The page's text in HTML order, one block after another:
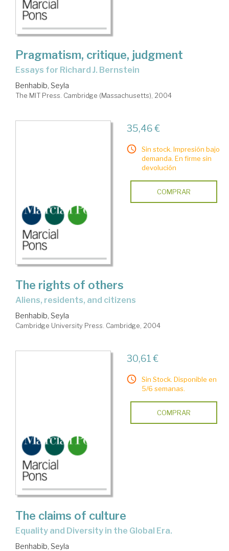
Pragmatism, critique, judgment
essays for Richard J. Bernstein
Benhabib, Seyla
The MIT Press. Cambridge (Massachusetts), 2004
35,46 €
Sin stock. Impresión bajo
demanda. En firme sin
devolución
COMPRAR
The rights of others
aliens, residents, and citizens
Benhabib, Seyla
Cambridge University Press. Cambridge, 2004
30,61 €
Sin Stock. Disponible en
5/6 semanas.
COMPRAR
The claims of culture
Equality and Diversity in the Global Era.
Benhabib, Seyla